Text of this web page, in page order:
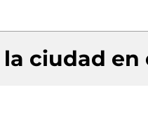
la ciudad